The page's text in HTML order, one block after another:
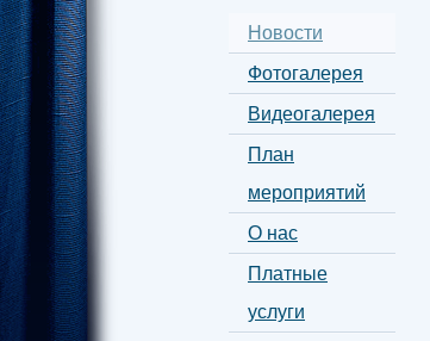
Новости
Фотогалерея
Видеогалерея
План
мероприятий
О нас
Платные
услуги